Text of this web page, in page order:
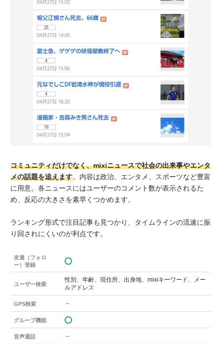
コミュニティだけでなく、mixiニュースで社会の出来事やエンタ
メの話題を追えます。内容は政治、エンタメ、スポーツなど豊富
に用意。各ニュースにはユーザーのコメント数が表示されるた
め、反応の大きさを素早くつかめます。
ランキング形式で注目記事も見つかり、タイムラインの流速に振
り回されにくいのが利点です。
友達（フォロ
ー）登録
ユーザー検索
性別、年齢、現住所、出身地、mixiキーワード、メー
ルアドレス
GPS検索 －
グループ機能
音声通話 －